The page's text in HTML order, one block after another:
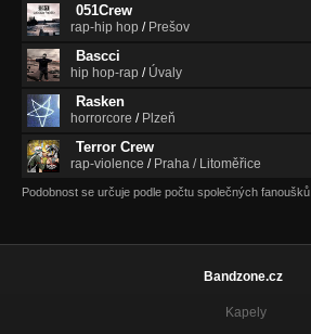
051Crew
rap-hip hop / Prešov
Bascci
hip hop-rap / Úvaly
Rasken
horrorcore / Plzeň
Terror Crew
rap-violence / Praha / Litoměřice
Podobnost se určuje podle počtu společných fanoušků.
Bandzone.cz
Kapely